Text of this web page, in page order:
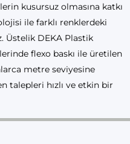
kusursuz olmasına katkı
ile farklı renklerdeki
Üstelik DEKA Plastik
flexo baskı ile üretilen
metre seviyesine
talepleri hızlı ve etkin bir